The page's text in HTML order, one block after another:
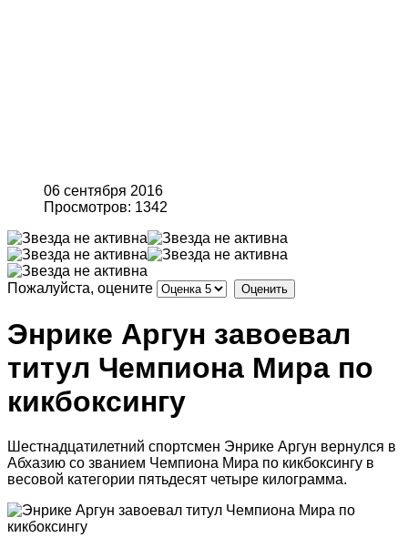
06 сентября 2016
Просмотров: 1342
Пожалуйста, оцените
Энрике Аргун завоевал
титул Чемпиона Мира по
кикбоксингу
Шестнадцатилетний спортсмен Энрике Аргун вернулся в
Абхазию со званием Чемпиона Мира по кикбоксингу в
весовой категории пятьдесят четыре килограмма.